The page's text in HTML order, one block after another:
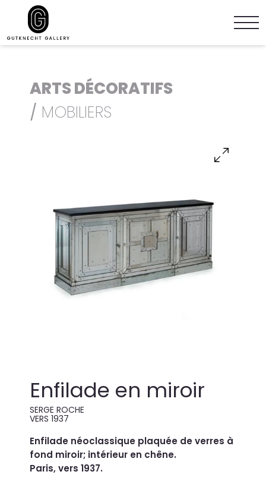
ARTS DÉCORATIFS
/ MOBILIERS
Enfilade en miroir
SERGE ROCHE
VERS 1937
Enfilade néoclassique plaquée de verres à
fond miroir; intérieur en chêne.
Paris, vers 1937.